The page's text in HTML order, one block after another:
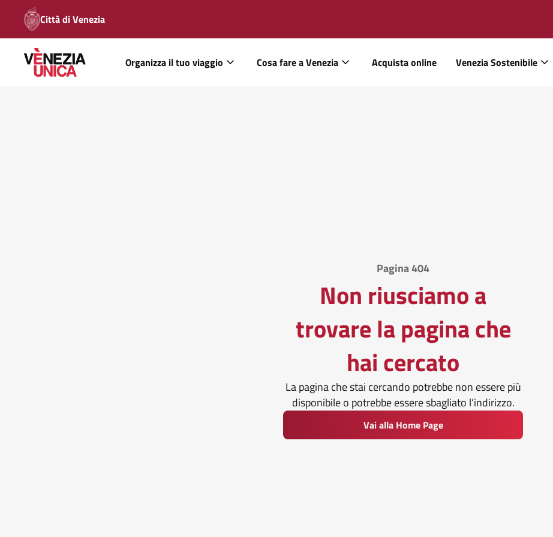
Città di Venezia
Organizza il tuo viaggio Cosa fare a Venezia Acquista online Venezia Sostenibile
Pagina 404
Non riusciamo a
trovare la pagina che
hai cercato
La pagina che stai cercando potrebbe non essere più
disponibile o potrebbe essere sbagliato l’indirizzo.
Vai alla Home Page